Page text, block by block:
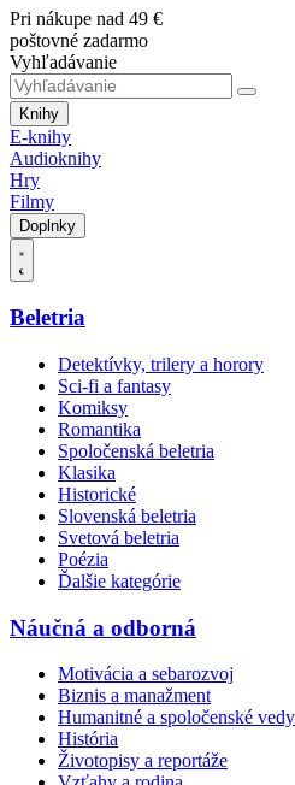
Pri nákupe nad 49 €
poštovné zadarmo
Vyhľadávanie
Knihy
E-knihy
Audioknihy
Hry
Filmy
Doplnky
Beletria
Detektívky, trilery a horory
Sci-fi a fantasy
Komiksy
Romantika
Spoločenská beletria
Klasika
Historické
Slovenská beletria
Svetová beletria
Poézia
Ďalšie kategórie
Náučná a odborná
Motivácia a sebarozvoj
Biznis a manažment
Humanitné a spoločenské vedy
História
Životopisy a reportáže